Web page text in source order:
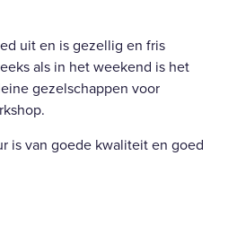
uit en is gezellig en fris
als in het weekend is het
gezelschappen voor
is van goede kwaliteit en goed